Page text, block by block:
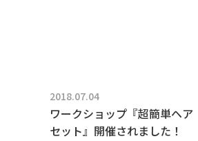
2018.07.04
ワークショップ『超簡単ヘア
セット』開催されました！